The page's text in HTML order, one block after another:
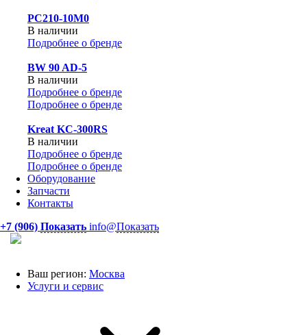
PC210-10M0
В наличии
Подробнее о бренде
BW 90 AD-5
В наличии
Подробнее о бренде
Подробнее о бренде
Kreat KC-300RS
В наличии
Подробнее о бренде
Подробнее о бренде
Оборудование
Запчасти
Контакты
+7 (906) Показать info@Показать
Ваш регион: Москва
Услуги и сервис